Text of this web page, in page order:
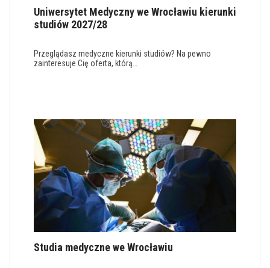
Uniwersytet Medyczny we Wrocławiu kierunki
studiów 2027/28
Przeglądasz medyczne kierunki studiów? Na pewno
zainteresuje Cię oferta, którą…
Studia medyczne we Wrocławiu